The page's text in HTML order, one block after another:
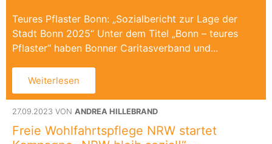
Teures Pflaster Bonn: „Sozialbericht zur Lage der
Stadt Bonn 2025“ Unter dem Titel „Bonn – teures
Pflaster“ haben Bonner Caritasverband und...
Weiterlesen
27.09.2023 VON ANDREA HILLEBRAND
Freie Wohlfahrtspflege NRW startet